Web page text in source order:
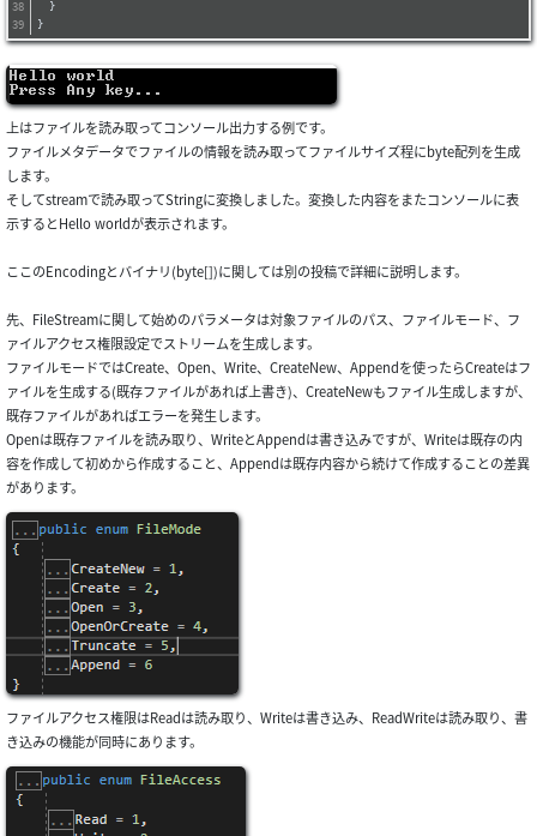
  }
}
上はファイルを読み取ってコンソール出力する例です。
ファイルメタデータでファイルの情報を読み取ってファイルサイズ程にbyte配列を生成
します。
そしてstreamで読み取ってStringに変換しました。変換した内容をまたコンソールに表
示するとHello worldが表示されます。
ここのEncodingとバイナリ(byte[])に関しては別の投稿で詳細に説明します。
先、FileStreamに関して始めのパラメータは対象ファイルのパス、ファイルモード、フ
ァイルアクセス権限設定でストリームを生成します。
ファイルモードではCreate、Open、Write、CreateNew、Appendを使ったらCreateはフ
ァイルを生成する(既存ファイルがあれば上書き)、CreateNewもファイル生成しますが、
既存ファイルがあればエラーを発生します。
Openは既存ファイルを読み取り、WriteとAppendは書き込みですが、Writeは既存の内
容を作成して初めから作成すること、Appendは既存内容から続けて作成することの差異
があります。
ファイルアクセス権限はReadは読み取り、Writeは書き込み、ReadWriteは読み取り、書
き込みの機能が同時にあります。